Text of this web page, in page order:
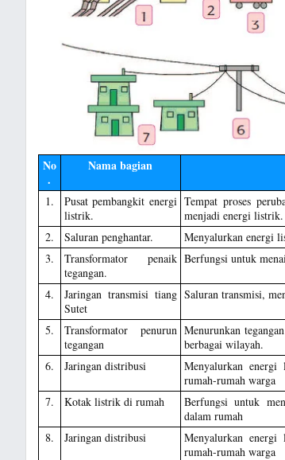
No
.
Nama bagian
1.
Pusat pembangkit energi
listrik.
Tempat proses
menjadi energi listrik.
2.
Saluran penghantar.
Menyalurkan energi
3.
Transformator penaik
tegangan.
Berfungsi untuk
4.
Jaringan transmisi tiang
Sutet
Saluran transmisi,
5.
Transformator penurun
tegangan
Menurunkan
berbagai wilayah.
6.
Jaringan distribusi
Menyalurkan
rumah-rumah warga
7.
Kotak listrik di rumah
Berfungsi untuk
dalam rumah
8.
Jaringan distribusi
Menyalurkan
rumah-rumah warga